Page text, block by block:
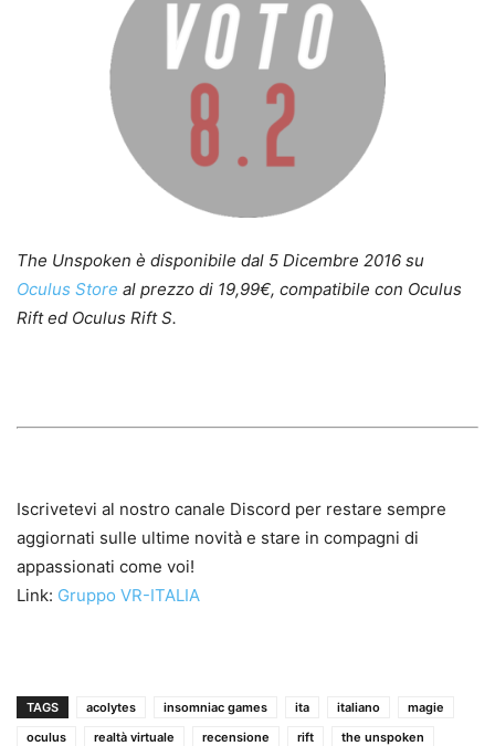
The Unspoken è disponibile dal 5 Dicembre 2016 su
Oculus Store al prezzo di 19,99€, compatibile con Oculus
Rift ed Oculus Rift S.
Iscrivetevi al nostro canale Discord per restare sempre
aggiornati sulle ultime novità e stare in compagni di
appassionati come voi!
Link: Gruppo VR-ITALIA
TAGS acolytes insomniac games ita italiano
magie
oculus
realtà virtuale recensione rift
the unspoken